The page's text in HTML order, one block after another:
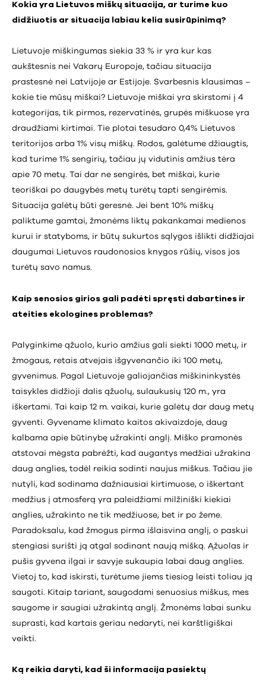
Kokia yra Lietuvos miškų situacija, ar turime kuo
didžiuotis ar situacija labiau kelia susirūpinimą?
Lietuvoje miškingumas siekia 33 % ir yra kur kas
aukštesnis nei Vakarų Europoje, tačiau situacija
prastesnė nei Latvijoje ar Estijoje. Svarbesnis klausimas –
kokie tie mūsų miškai? Lietuvoje miškai yra skirstomi į 4
kategorijas, tik pirmos, rezervatinės, grupės miškuose yra
draudžiami kirtimai. Tie plotai tesudaro 0,4% Lietuvos
teritorijos arba 1% visų miškų. Rodos, galėtume džiaugtis,
kad turime 1% sengirių, tačiau jų vidutinis amžius tėra
apie 70 metų. Tai dar ne sengirės, bet miškai, kurie
teoriškai po daugybės metų turėtų tapti sengirėmis.
Situacija galėtų būti geresnė. Jei bent 10% miškų
paliktume gamtai, žmonėms liktų pakankamai medienos
kurui ir statyboms, ir būtų sukurtos sąlygos išlikti didžiajai
daugumai Lietuvos raudonosios knygos rūšių, visos jos
turėtų savo namus.
Kaip senosios girios gali padėti spręsti dabartines ir
ateities ekologines problemas?
Palyginkime ąžuolo, kurio amžius gali siekti 1000 metų, ir
žmogaus, retais atvejais išgyvenančio iki 100 metų,
gyvenimus. Pagal Lietuvoje galiojančias miškininkystės
taisykles didžioji dalis ąžuolų, sulaukusių 120 m., yra
iškertami. Tai kaip 12 m. vaikai, kurie galėtų dar daug metų
gyventi. Gyvename klimato kaitos akivaizdoje, daug
kalbama apie būtinybę užrakinti anglį. Miško pramonės
atstovai mėgsta pabrėžti, kad augantys medžiai užrakina
daug anglies, todėl reikia sodinti naujus miškus. Tačiau jie
nutyli, kad sodinama dažniausiai kirtimuose, o iškertant
medžius į atmosferą yra paleidžiami milžiniški kiekiai
anglies, užrakinto ne tik medžiuose, bet ir po žeme.
Paradoksalu, kad žmogus pirma išlaisvina anglį, o paskui
stengiasi surišti ją atgal sodinant naują mišką. Ąžuolas ir
pušis gyvena ilgai ir savyje sukaupia labai daug anglies.
Vietoj to, kad iskirsti, turėtume jiems tiesiog leisti toliau ją
saugoti. Kitaip tariant, saugodami senuosius miškus, mes
saugome ir saugiai užrakintą anglį. Žmonėms labai sunku
suprasti, kad kartais geriau nedaryti, nei karštligiškai
veikti.
Ką reikia daryti, kad ši informacija pasiektų